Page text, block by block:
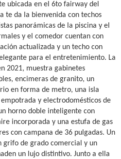
ubicada en el 6to fairway del
te da la bienvenida con techos
panorámicas de la piscina y el
y el comedor cuentan con
actualizada y un techo con
para el entretenimiento. La
2021, muestra gabinetes
encimeras de granito, un
en forma de metro, una isla
y electrodomésticos de
horno doble inteligente con
incorporada y una estufa de gas
con campana de 36 pulgadas. Un
grifo de grado comercial y un
un lujo distintivo. Junto a ella